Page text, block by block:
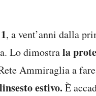
, a vent’anni dalla
Lo dimostrala
Ammiraglia a
estivo. È